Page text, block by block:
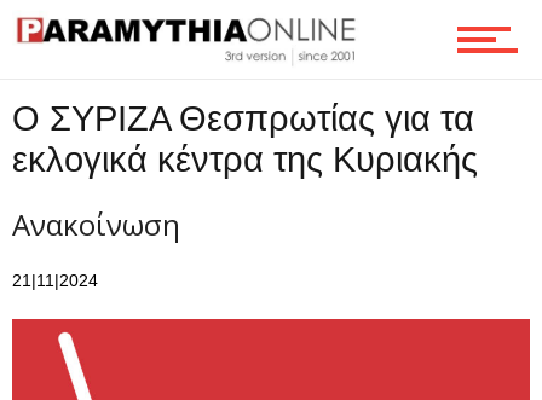
Τεχνολογία
Ροή
Ο ΣΥΡΙΖΑ Θεσπρωτίας για τα
εκλογικά κέντρα της Κυριακής
Ανακοίνωση
21|11|2024